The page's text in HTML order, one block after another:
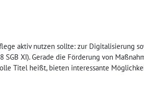
aktiv nutzen sollte: zur Digitalisierung
XI). Gerade die Förderung von
Titel heißt, bieten interessante